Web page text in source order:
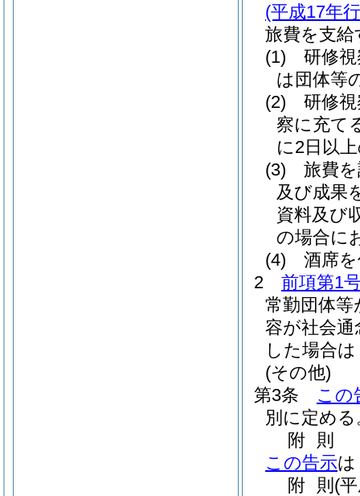
(平成17年
旅費を支
(1)
研修
は団体等
(2)
研修
察に充て
に2日以
(3)
旅費
及び成果
資料及び
の場合に
(4)
酒席
2
前項第1
常勤団体等
容が社会
した場合
(その他)
第3条
この
別に定める
附 則
この告示は
附 則 (